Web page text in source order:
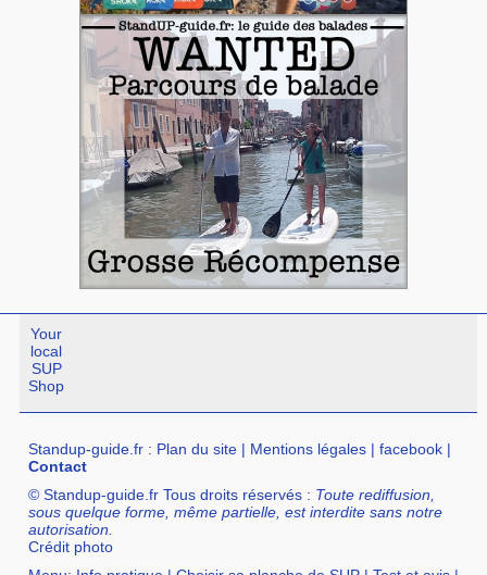
Your
local
SUP
Shop
Standup-guide.fr : Plan du site | Mentions légales |facebook |
Contact
© Standup-guide.fr Tous droits réservés : Toute rediffusion,
sous quelque forme, même partielle, est interdite sans notre
autorisation.
Crédit photo